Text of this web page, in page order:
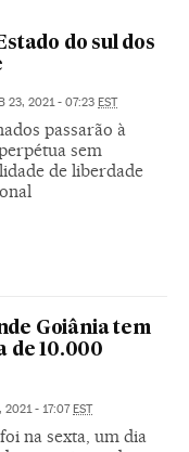
do sul dos
23, 2021 - 07:23 EST
passarão à
sem
de liberdade
Goiânia tem
de 10.000
2021 - 17:07EST
na sexta, um dia